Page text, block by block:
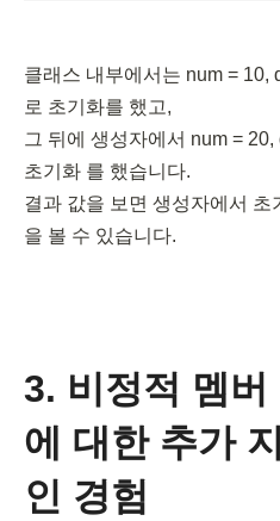
클래스 내부에서는 num = 10,
로 초기화를 했고,
그 뒤에 생성자에서 num =
초기화 를 했습니다.
결과 값을 보면 생성자에서 초
을 볼 수 있습니다.
3. 비정적 멤
에 대한 추가
인 경험